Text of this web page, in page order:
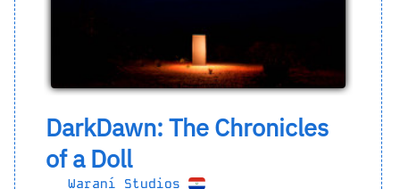
DarkDawn: The Chronicles
of a Doll
Waraní Studios